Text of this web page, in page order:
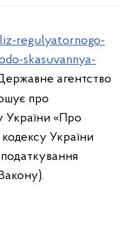
regulyatornogo-
skasuvannya-
агентство
про
України «Про
України